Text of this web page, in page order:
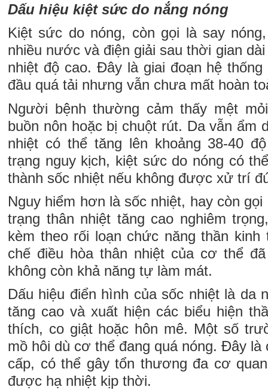
Dấu hiệu kiệt sức do nắng nóng
Kiệt sức do nóng, còn gọi là say
nhiều nước và điện giải sau thời gian
nhiệt độ cao. Đây là giai đoạn hệ
đầu quá tải nhưng vẫn chưa mất hoàn
Người bệnh thường cảm thấy mệt
buồn nôn hoặc bị chuột rút. Da vẫn ẩm
nhiệt có thể tăng lên khoảng 38-40
trạng nguy kịch, kiệt sức do nóng có
thành sốc nhiệt nếu không được xử trí
Nguy hiểm hơn là sốc nhiệt, hay còn
trạng thân nhiệt tăng cao nghiêm
kèm theo rối loạn chức năng thần
chế điều hòa thân nhiệt của cơ thể
không còn khả năng tự làm mát.
Dấu hiệu điển hình của sốc nhiệt là da
tăng cao và xuất hiện các biểu hiện
thích, co giật hoặc hôn mê. Một số
mồ hôi dù cơ thể đang quá nóng. Đây
cấp, có thể gây tổn thương đa cơ
được hạ nhiệt kịp thời.